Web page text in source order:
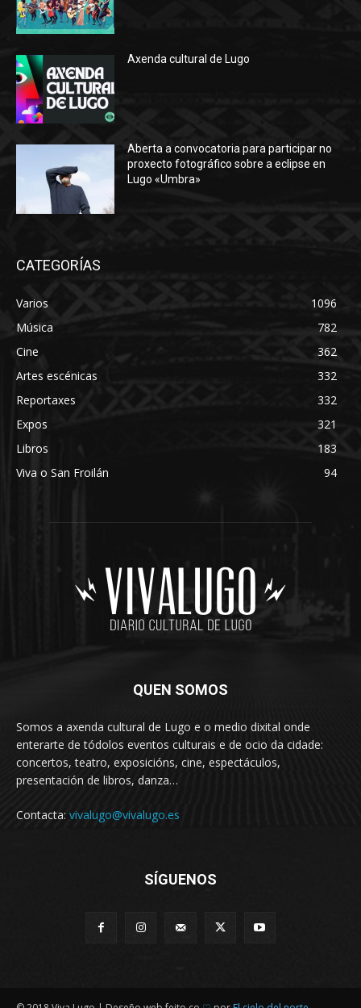
Axenda cultural de Lugo
Aberta a convocatoria para participar no
proxecto fotográfico sobre a eclipse en
Lugo «Umbra»
CATEGORÍAS
Varios
1096
Música
782
Cine
362
Artes escénicas
332
Reportaxes
332
Expos
321
Libros
183
Viva o San Froilán
94
QUEN SOMOS
Somos a axenda cultural de Lugo e o medio dixital onde
enterarte de tódolos eventos culturais e de ocio da cidade:
concertos, teatro, exposicións, cine, espectáculos,
presentación de libros, danza…
Contacta: vivalugo@vivalugo.es
SÍGUENOS